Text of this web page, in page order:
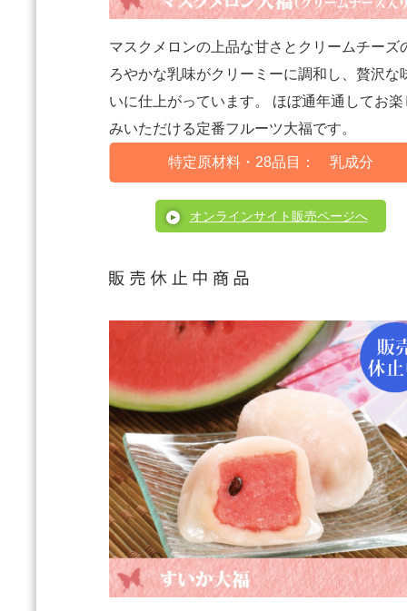
マスクメロンの上品な甘さとクリームチーズ
ろやかな乳味がクリーミーに調和し、贅沢な
いに仕上がっています。 ほぼ通年通してお楽
みいただける定番フルーツ大福です。
特定原材料・28品目： 乳成分
オンラインサイト販売ページへ